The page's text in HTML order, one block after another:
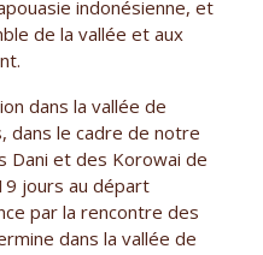
indonésienne, et
de la vallée et aux
dans la vallée de
dans le cadre de notre
Dani et des Korowai de
jours au départ
par la rencontre des
dans la vallée de